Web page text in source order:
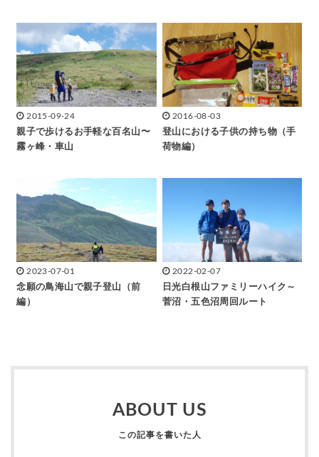
2015-09-24
親子で歩けるお手軽な百名山〜
霧ヶ峰・車山
2016-08-03
登山における子供の持ち物（手
荷物編）
2023-07-01
念願の鳥海山で親子登山（前
編）
2022-02-07
日光白根山ファミリーハイク～
菅沼・五色沼周回ルート
ABOUT US